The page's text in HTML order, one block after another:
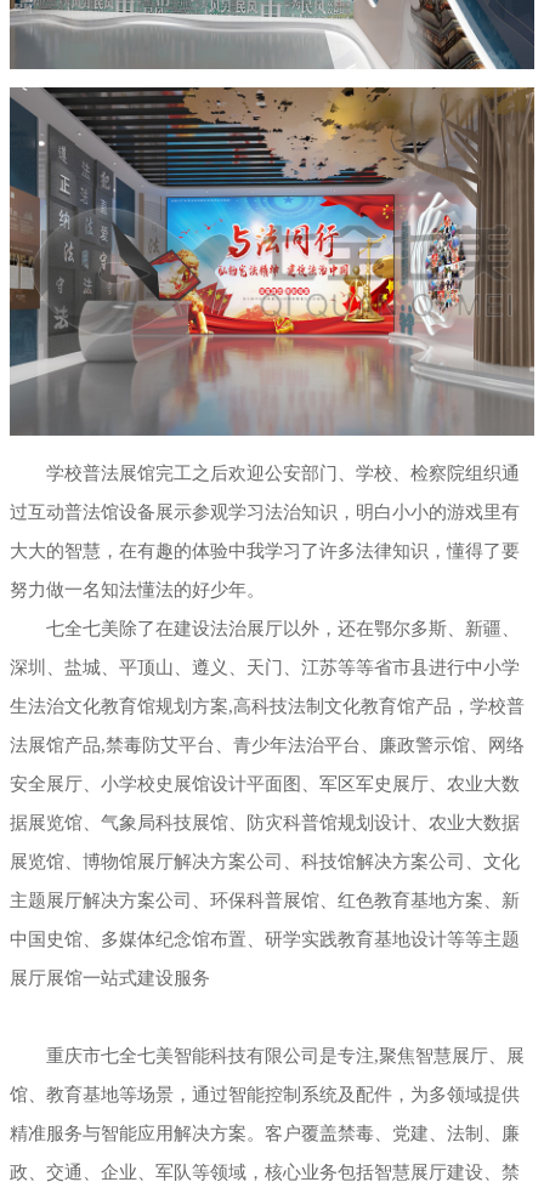
学校普法展馆完工之后欢迎公安部门、学校、检察院组织通
过互动普法馆设备展示参观学习法治知识，明白小小的游戏里有
大大的智慧，在有趣的体验中我学习了许多法律知识，懂得了要
努力做一名知法懂法的好少年。
七全七美除了在建设法治展厅以外，还在鄂尔多斯、新疆、
深圳、盐城、平顶山、遵义、天门、江苏等等省市县进行中小学
生法治文化教育馆规划方案,高科技法制文化教育馆产品，学校普
法展馆产品,禁毒防艾平台、青少年法治平台、廉政警示馆、网络
安全展厅、小学校史展馆设计平面图、军区军史展厅、农业大数
据展览馆、气象局科技展馆、防灾科普馆规划设计、农业大数据
展览馆、博物馆展厅解决方案公司、科技馆解决方案公司、文化
主题展厅解决方案公司、环保科普展馆、红色教育基地方案、新
中国史馆、多媒体纪念馆布置、研学实践教育基地设计等等主题
展厅展馆一站式建设服务
重庆市七全七美智能科技有限公司是专注,聚焦智慧展厅、展
馆、教育基地等场景，通过智能控制系统及配件，为多领域提供
精准服务与智能应用解决方案。客户覆盖禁毒、党建、法制、廉
政、交通、企业、军队等领域，核心业务包括智慧展厅建设、禁